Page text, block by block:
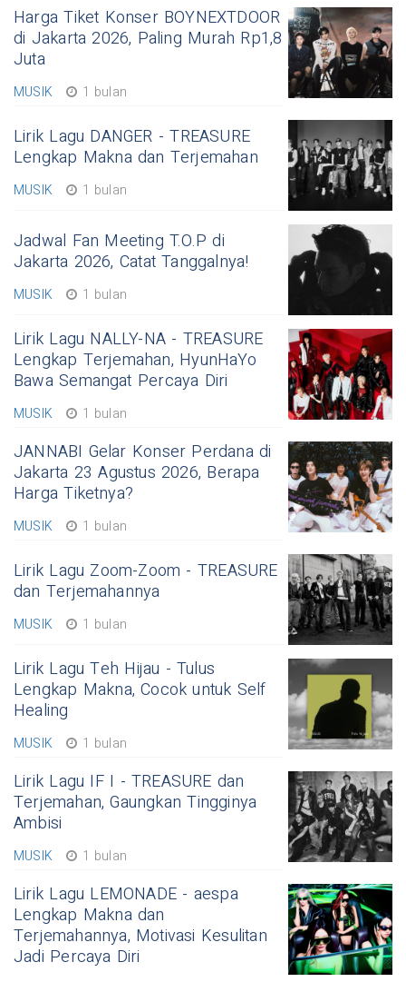
Harga Tiket Konser BOYNEXTDOOR
di Jakarta 2026, Paling Murah Rp1,8
Juta
MUSIK 1 bulan
Lirik Lagu DANGER - TREASURE
Lengkap Makna dan Terjemahan
MUSIK 1 bulan
Jadwal Fan Meeting T.O.P di
Jakarta 2026, Catat Tanggalnya!
MUSIK 1 bulan
Lirik Lagu NALLY-NA - TREASURE
Lengkap Terjemahan, HyunHaYo
Bawa Semangat Percaya Diri
MUSIK 1 bulan
JANNABI Gelar Konser Perdana di
Jakarta 23 Agustus 2026, Berapa
Harga Tiketnya?
MUSIK 1 bulan
Lirik Lagu Zoom-Zoom - TREASURE
dan Terjemahannya
MUSIK 1 bulan
Lirik Lagu Teh Hijau - Tulus
Lengkap Makna, Cocok untuk Self
Healing
MUSIK 1 bulan
Lirik Lagu IF I - TREASURE dan
Terjemahan, Gaungkan Tingginya
Ambisi
MUSIK 1 bulan
Lirik Lagu LEMONADE - aespa
Lengkap Makna dan
Terjemahannya, Motivasi Kesulitan
Jadi Percaya Diri